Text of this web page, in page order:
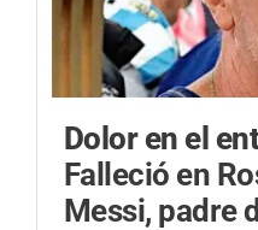
Dolor en el
Falleció en
Messi, padre